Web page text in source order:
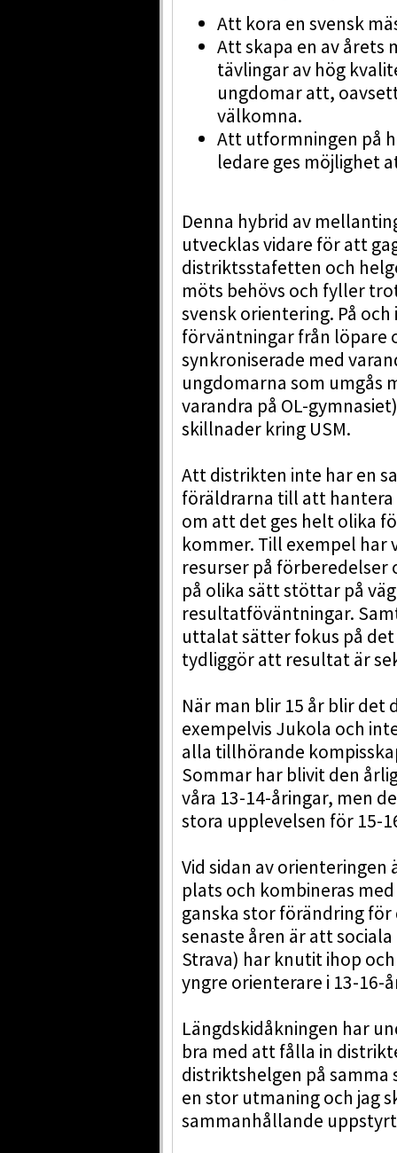
Att kora en svensk
Att skapa en av årets
tävlingar av hög
ungdomar att,
välkomna.
Att utformningen på
ledare ges möjlighet
Denna hybrid av
utvecklas vidare för att
distriktsstafetten och
möts behövs och fyller
svensk orientering. På
förväntningar från löpare
synkroniserade med
ungdomarna som umgås
varandra på OL-
skillnader kring USM.
Att distrikten inte har en
föräldrarna till att
om att det ges helt olika
kommer. Till exempel har
resurser på
på olika sätt stöttar på
resultatföväntningar.
uttalat sätter fokus på
tydliggör att resultat är
När man blir 15 år blir det
exempelvis Jukola och
alla tillhörande
Sommar har blivit den
våra 13-14-åringar, men
stora upplevelsen för 15-
Vid sidan av
plats och kombineras
ganska stor förändring
senaste åren är att
Strava) har knutit ihop
yngre orienterare i 13-16-
Längdskidåkningen har
bra med att fålla in
distriktshelgen på
en stor utmaning och jag
sammanhållande